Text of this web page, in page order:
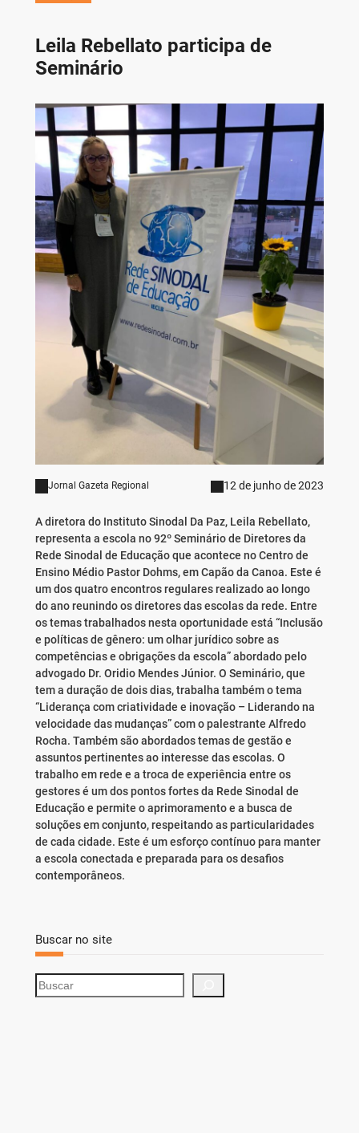
Leila Rebellato participa de
Seminário
Jornal Gazeta Regional 12 de junho de 2023
A diretora do Instituto Sinodal Da Paz, Leila Rebellato,
representa a escola no 92º Seminário de Diretores da
Rede Sinodal de Educação que acontece no Centro de
Ensino Médio Pastor Dohms, em Capão da Canoa. Este é
um dos quatro encontros regulares realizado ao longo
do ano reunindo os diretores das escolas da rede. Entre
os temas trabalhados nesta oportunidade está “Inclusão
e políticas de gênero: um olhar jurídico sobre as
competências e obrigações da escola” abordado pelo
advogado Dr. Oridio Mendes Júnior. O Seminário, que
tem a duração de dois dias, trabalha também o tema
“Liderança com criatividade e inovação – Liderando na
velocidade das mudanças” com o palestrante Alfredo
Rocha. Também são abordados temas de gestão e
assuntos pertinentes ao interesse das escolas. O
trabalho em rede e a troca de experiência entre os
gestores é um dos pontos fortes da Rede Sinodal de
Educação e permite o aprimoramento e a busca de
soluções em conjunto, respeitando as particularidades
de cada cidade. Este é um esforço contínuo para manter
a escola conectada e preparada para os desafios
contemporâneos.
Buscar no site
S
e